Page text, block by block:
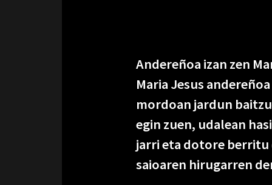
Andereñoa izan zen
Maria Jesus
mordoan jardun
egin zuen, udalean
jarri eta dotore
saioaren hirugarren